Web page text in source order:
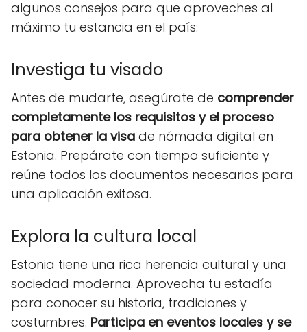
algunos consejos para que aproveches al
máximo tu estancia en el país:
Investiga tu visado
Antes de mudarte, asegúrate de comprender
completamente los requisitos y el proceso
para obtener la visa de nómada digital en
Estonia. Prepárate con tiempo suficiente y
reúne todos los documentos necesarios para
una aplicación exitosa.
Explora la cultura local
Estonia tiene una rica herencia cultural y una
sociedad moderna. Aprovecha tu estadía
para conocer su historia, tradiciones y
costumbres. Participa en eventos locales y se